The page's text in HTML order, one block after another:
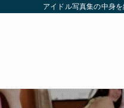
アイドル写真集の中身